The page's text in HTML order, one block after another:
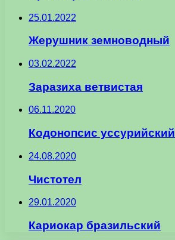
25.01.2022
Жерушник земноводный
03.02.2022
Заразиха ветвистая
06.11.2020
Кодонопсис уссурийский
24.08.2020
Чистотел
29.01.2020
Кариокар бразильский